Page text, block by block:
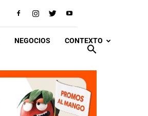
NEGOCIOS CONTEXTO